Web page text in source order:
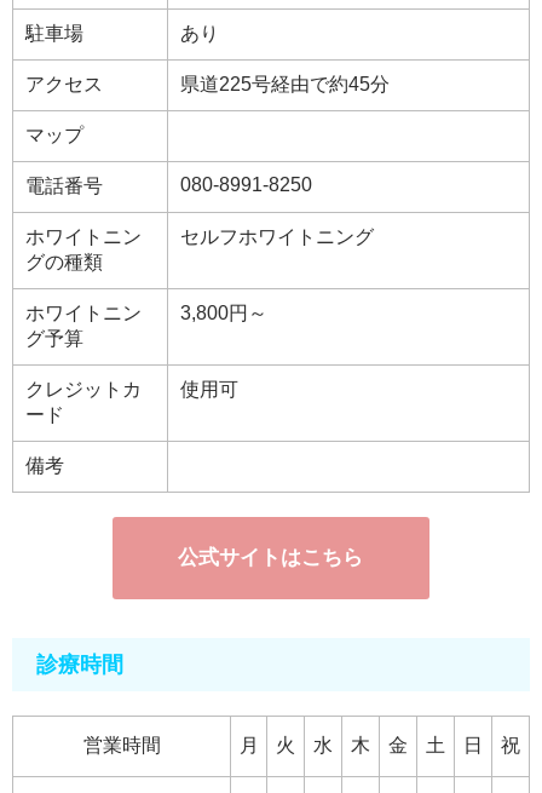
駐車場 あり
アクセス 県道225号経由で約45分
マップ
電話番号 080-8991-8250
ホワイトニン
グの種類
セルフホワイトニング
ホワイトニン
グ予算
3,800円～
クレジットカ
ード
使用可
備考
公式サイトはこちら
診療時間
営業時間 月 火 水 木 金 土 日 祝